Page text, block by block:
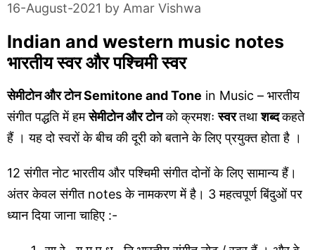
16-August-2021 by Amar Vishwa
Indian and western music notes
भारतीय स्वर और पश्चिमी स्वर
सेमीटोन और टोन Semitone and Tone in Music – भारतीय
संगीत पद्धति में हमसेमीटोन और टोनको क्रमशःस्वरतथाशब्दकहते
हैं । यह दो स्वरों के बीच की दूरी को बताने के लिए प्रयुक्त होता है ।
12 संगीत नोट भारतीय और पश्चिमी संगीत दोनों के लिए सामान्य हैं।
अंतर केवल संगीत notes के नामकरण में है। 3 महत्वपूर्ण बिंदुओं पर
ध्यान दिया जाना चाहिए :-